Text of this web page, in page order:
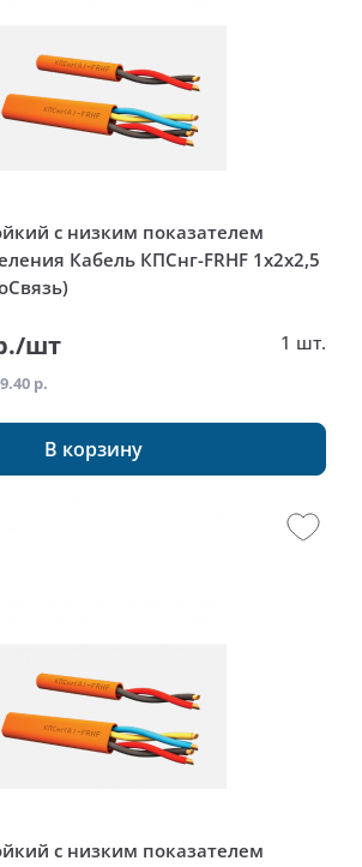
с низким показателем
Кабель КПСнг-FRHF 1x2x2,5
шт 1 шт.
р.
В корзину
с низким показателем